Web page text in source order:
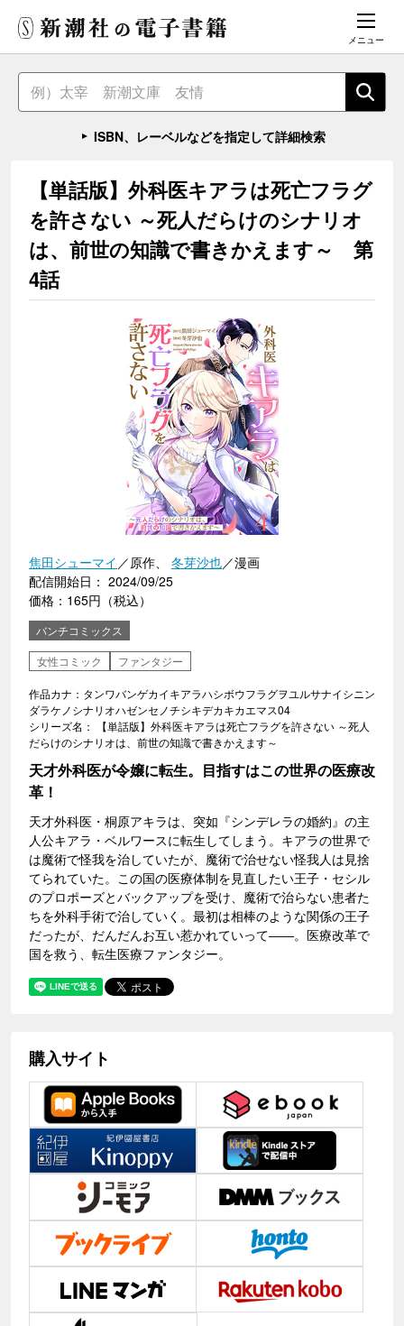
メニュー
ISBN、レーベルなどを指定して詳細検索
【単話版】外科医キアラは死亡フラグ
を許さない ～死人だらけのシナリオ
は、前世の知識で書きかえます～ 第
4話
焦田シューマイ ／原作、 冬芽沙也／漫画
配信開始日： 2024/09/25
価格：165円（税込）
バンチコミックス
女性コミック
ファンタジー
作品カナ：タンワバンゲカイキアラハシボウフラグヲユルサナイシニン
ダラケノシナリオハゼンセノチシキデカキカエマス04
シリーズ名： 【単話版】外科医キアラは死亡フラグを許さない ～死人
だらけのシナリオは、前世の知識で書きかえます～
天才外科医が令嬢に転生。目指すはこの世界の医療改
革！
天才外科医・桐原アキラは、突如『シンデレラの婚約』の主
人公キアラ・ベルワースに転生してしまう。キアラの世界で
は魔術で怪我を治していたが、魔術で治せない怪我人は見捨
てられていた。この国の医療体制を見直したい王子・セシル
のプロポーズとバックアップを受け、魔術で治らない患者た
ちを外科手術で治していく。最初は相棒のような関係の王子
だったが、だんだんお互い惹かれていって――。医療改革で
国を救う、転生医療ファンタジー。
購入サイト